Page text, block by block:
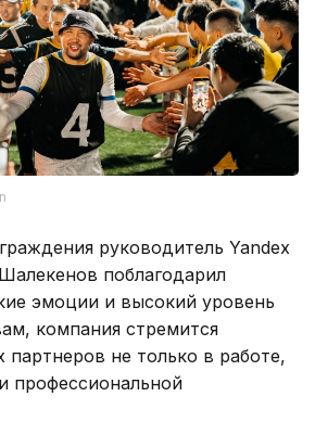
руководитель Yandex
поблагодарил
эмоции и высокий уровень
компания стремится
партнеров не только в работе,
профессиональной